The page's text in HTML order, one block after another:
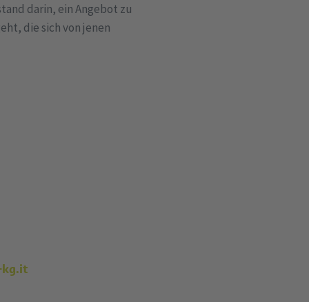
darin, ein Angebot zu
die sich von jenen
kg.it